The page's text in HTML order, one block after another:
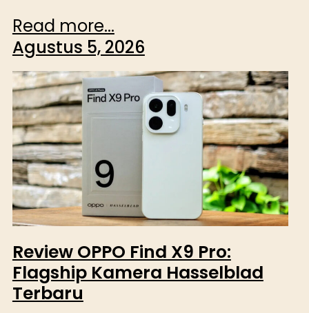
Read more...
Agustus 5, 2026
Review OPPO Find X9 Pro:
Flagship Kamera Hasselblad
Terbaru